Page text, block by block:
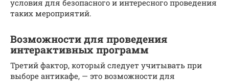
условия для безопасного и интересного проведения
таких мероприятий.
Возможности для проведения
интерактивных программ
Третий фактор, который следует учитывать при
выборе антикафе, — это возможности для